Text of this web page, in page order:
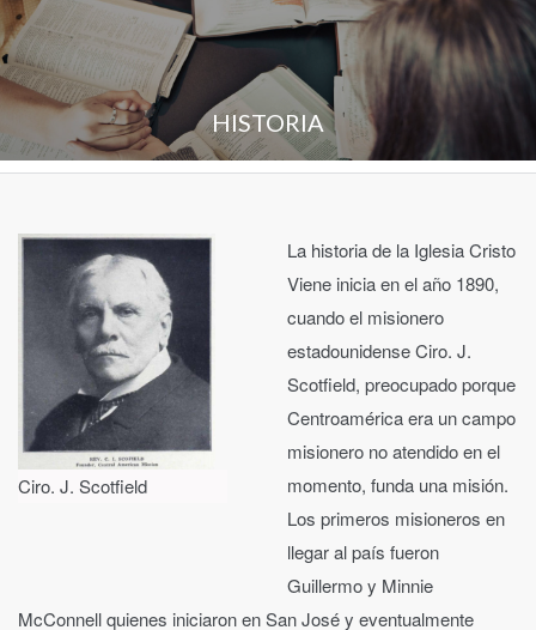
HISTORIA
Ciro. J. Scotfield
La historia de la Iglesia Cristo
Viene inicia en el año 1890,
cuando el misionero
estadounidense Ciro. J.
Scotfield, preocupado porque
Centroamérica era un campo
misionero no atendido en el
momento, funda una misión.
Los primeros misioneros en
llegar al país fueron
Guillermo y Minnie
McConnell quienes iniciaron en San José y eventualmente